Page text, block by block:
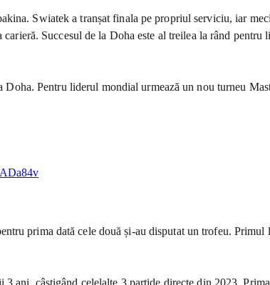
Swiatek a tranșat finala pe propriul serviciu, iar
Succesul de la Doha este al treilea la rând pentru
Pentru liderul mondial urmează un nou turneu
prima dată cele două și-au disputat un trofeu.
ani, câștigând celelalte 3 partide directe din 2023.